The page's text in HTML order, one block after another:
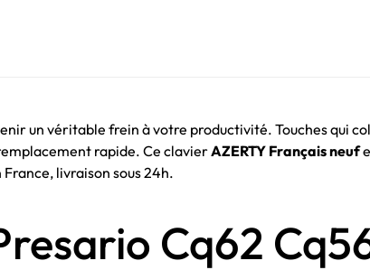
un véritable frein à votre productivité. Touches qui
rapide. Ce clavierAZERTY Français neuf
livraison sous 24h.
Cq62